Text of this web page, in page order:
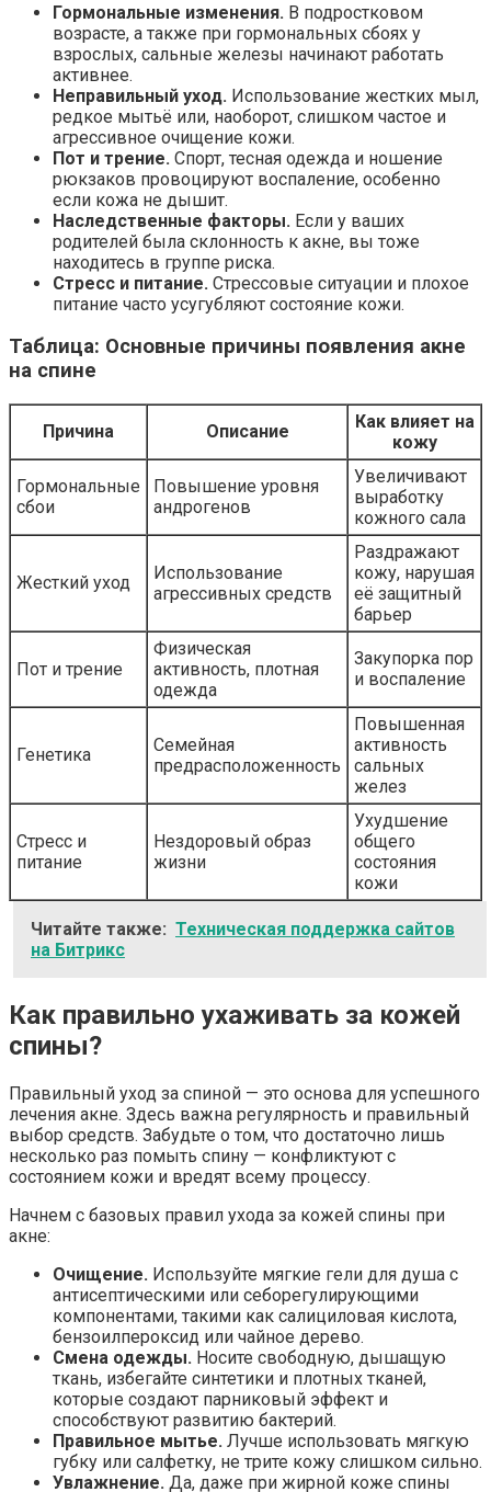
Гормональные изменения. В подростковом
возрасте, а также при гормональных сбоях у
взрослых, сальные железы начинают работать
активнее.
Неправильный уход. Использование жестких мыл,
редкое мытьё или, наоборот, слишком частое и
агрессивное очищение кожи.
Пот и трение. Спорт, тесная одежда и ношение
рюкзаков провоцируют воспаление, особенно
если кожа не дышит.
Наследственные факторы. Если у ваших
родителей была склонность к акне, вы тоже
находитесь в группе риска.
Стресс и питание. Стрессовые ситуации и плохое
питание часто усугубляют состояние кожи.
Таблица: Основные причины появления акне
на спине
Причина Описание
Как влияет на
кожу
Гормональные
сбои
Повышение уровня
андрогенов
Увеличивают
выработку
кожного сала
Жесткий уход
Использование
агрессивных средств
Раздражают
кожу, нарушая
её защитный
барьер
Пот и трение
Физическая
активность, плотная
одежда
Закупорка пор
и воспаление
Генетика
Семейная
предрасположенность
Повышенная
активность
сальных
желез
Стресс и
питание
Нездоровый образ
жизни
Ухудшение
общего
состояния
кожи
Читайте также: Техническая поддержка сайтов
на Битрикс
Как правильно ухаживать за кожей
спины?
Правильный уход за спиной — это основа для успешного
лечения акне. Здесь важна регулярность и правильный
выбор средств. Забудьте о том, что достаточно лишь
несколько раз помыть спину — конфликтуют с
состоянием кожи и вредят всему процессу.
Начнем с базовых правил ухода за кожей спины при
акне:
Очищение. Используйте мягкие гели для душа с
антисептическими или себорегулирующими
компонентами, такими как салициловая кислота,
бензоилпероксид или чайное дерево.
Смена одежды. Носите свободную, дышащую
ткань, избегайте синтетики и плотных тканей,
которые создают парниковый эффект и
способствуют развитию бактерий.
Правильное мытье. Лучше использовать мягкую
губку или салфетку, не трите кожу слишком сильно.
Увлажнение. Да, даже при жирной коже спины